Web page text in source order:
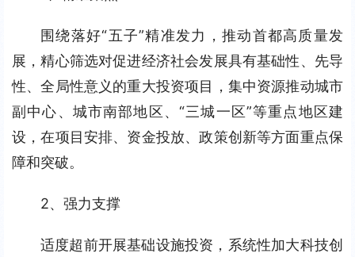
围绕落好“五子”精准发力，推动首都高质量发
展，精心筛选对促进经济社会发展具有基础性、先导
性、全局性意义的重大投资项目，集中资源推动城市
副中心、城市南部地区、“三城一区”等重点地区建
设，在项目安排、资金投放、政策创新等方面重点保
障和突破。
2、强力支撑
适度超前开展基础设施投资，系统性加大科技创